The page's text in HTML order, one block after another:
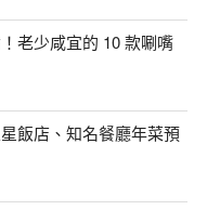
老少咸宜的 10 款唰嘴
飯店、知名餐廳年菜預